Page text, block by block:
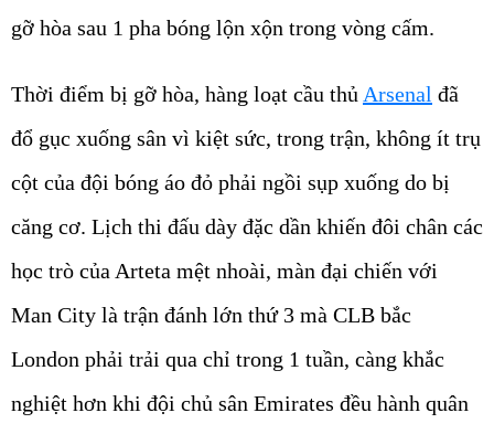
gỡ hòa sau 1 pha bóng lộn xộn trong vòng cấm.
Thời điểm bị gỡ hòa, hàng loạt cầu thủ Arsenal đã
đổ gục xuống sân vì kiệt sức, trong trận, không ít trụ
cột của đội bóng áo đỏ phải ngồi sụp xuống do bị
căng cơ. Lịch thi đấu dày đặc dần khiến đôi chân các
học trò của Arteta mệt nhoài, màn đại chiến với
Man City là trận đánh lớn thứ 3 mà CLB bắc
London phải trải qua chỉ trong 1 tuần, càng khắc
nghiệt hơn khi đội chủ sân Emirates đều hành quân